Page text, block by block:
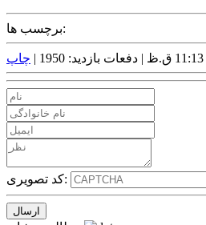
برچسب ها:
دفعات بازدید: 1950 | چاپ
کد تصویری: